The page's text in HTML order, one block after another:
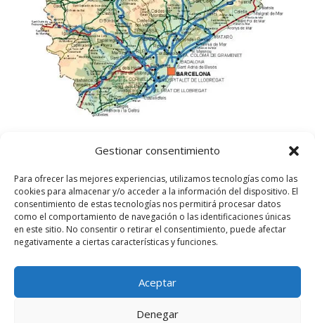
Gestionar consentimiento
Para ofrecer las mejores experiencias, utilizamos tecnologías como las
cookies para almacenar y/o acceder a la información del dispositivo. El
consentimiento de estas tecnologías nos permitirá procesar datos
como el comportamiento de navegación o las identificaciones únicas
en este sitio. No consentir o retirar el consentimiento, puede afectar
negativamente a ciertas características y funciones.
Aceptar
Denegar
Lampista Barcelona. Todos los derechos
reservados.
Política de privacidad